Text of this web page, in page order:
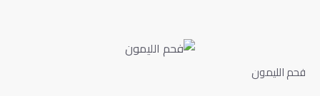
فحم الليمون